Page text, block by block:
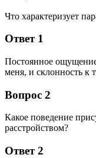
Что характеризует
Ответ 1
Постоянное
меня, и склонность к
Вопрос 2
Какое поведение
расстройством?
Ответ 2